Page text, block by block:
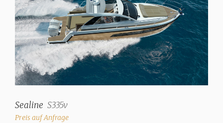
Sealine S335v
Preis auf Anfrage